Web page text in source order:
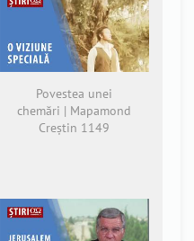
Povestea unei
chemări | Mapamond
Creștin 1149